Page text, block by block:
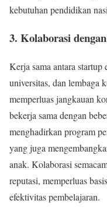
kebutuhan pendidikan
3. Kolaborasi
Kerja sama antara startup
universitas, dan lembaga
memperluas jangkauan
bekerja sama dengan
menghadirkan program
yang juga
anak. Kolaborasi
reputasi, memperluas
efektivitas pembelajaran.